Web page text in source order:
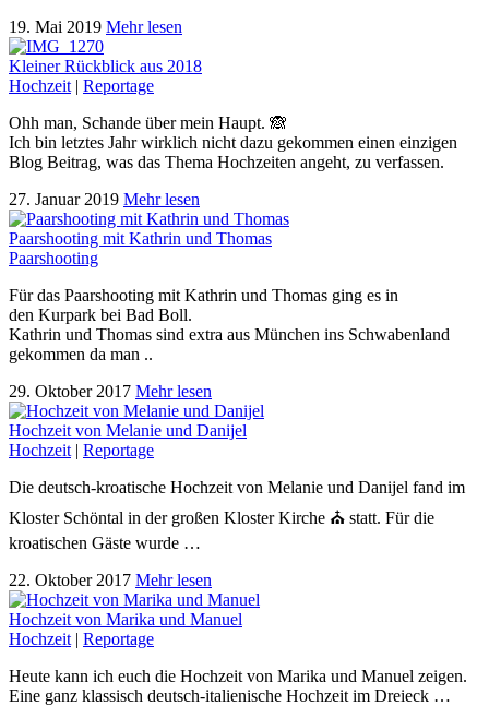
19. Mai 2019 Mehr lesen
Kleiner Rückblick aus 2018
Hochzeit | Reportage
Ohh man, Schande über mein Haupt. 🙈
Ich bin letztes Jahr wirklich nicht dazu gekommen einen einzigen
Blog Beitrag, was das Thema Hochzeiten angeht, zu verfassen.
27. Januar 2019 Mehr lesen
Paarshooting mit Kathrin und Thomas
Paarshooting
Für das Paarshooting mit Kathrin und Thomas ging es in
den Kurpark bei Bad Boll.
Kathrin und Thomas sind extra aus München ins Schwabenland
gekommen da man ..
29. Oktober 2017 Mehr lesen
Hochzeit von Melanie und Danijel
Hochzeit | Reportage
Die deutsch-kroatische Hochzeit von Melanie und Danijel fand im
Kloster Schöntal in der großen Kloster Kirche ⛪️ statt. Für die
kroatischen Gäste wurde …
22. Oktober 2017 Mehr lesen
Hochzeit von Marika und Manuel
Hochzeit | Reportage
Heute kann ich euch die Hochzeit von Marika und Manuel zeigen.
Eine ganz klassisch deutsch-italienische Hochzeit im Dreieck …